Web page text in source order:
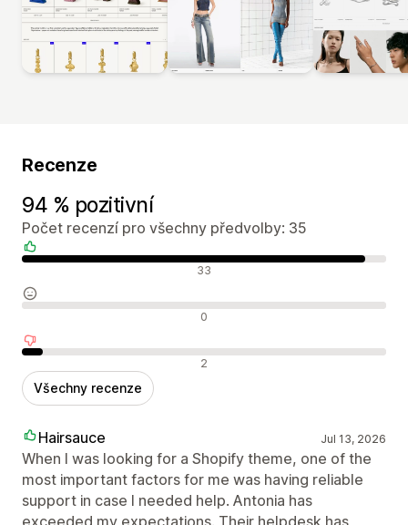
Recenze
94 % pozitivní
Počet recenzí pro všechny předvolby: 35
Pozitivní recenze 33
Neutrální recenze 0
Negativní recenze 2
Všechny recenze
Hairsauce Jul 13, 2026
When I was looking for a Shopify theme, one of the
most important factors for me was having reliable
support in case I needed help. Antonia has
exceeded my expectations. Their helpdesk has